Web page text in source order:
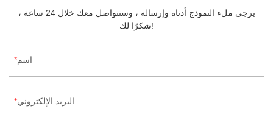
يرجى ملء النموذج أدناه وإرساله ، وسنتواصل معك خلال 24 ساعة ،
شكرًا لك!
اسم
البريد الإلكتروني